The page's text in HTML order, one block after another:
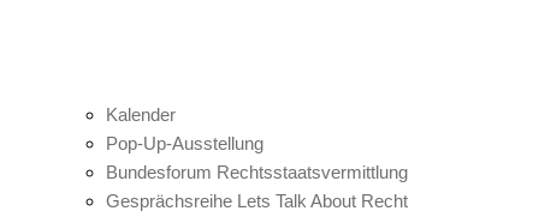
Kalender
Pop-Up-Ausstellung
Bundesforum Rechtsstaatsvermittlung
Gesprächsreihe Lets Talk About Recht